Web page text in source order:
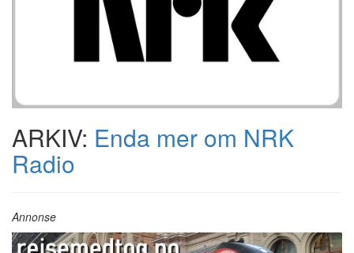
ARKIV: Enda mer om NRK
Radio
Annonse